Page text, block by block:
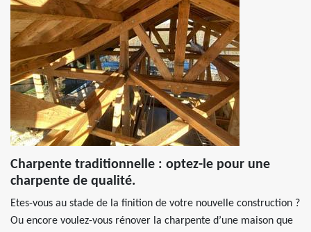
Charpente traditionnelle : optez-le pour une
charpente de qualité.
Etes-vous au stade de la finition de votre nouvelle construction ?
Ou encore voulez-vous rénover la charpente d’une maison que